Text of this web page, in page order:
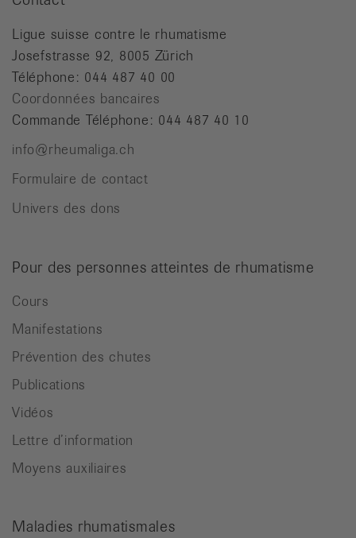
Ligue suisse contre le rhumatisme
Josefstrasse 92, 8005 Zürich
Téléphone: 044 487 40 00
Coordonnées bancaires
Commande Téléphone: 044 487 40 10
info@rheumaliga.ch
Formulaire de contact
Univers des dons
Pour des personnes atteintes de rhumatisme
Cours
Manifestations
Prévention des chutes
Publications
Vidéos
Lettre d’information
Moyens auxiliaires
Maladies rhumatismales